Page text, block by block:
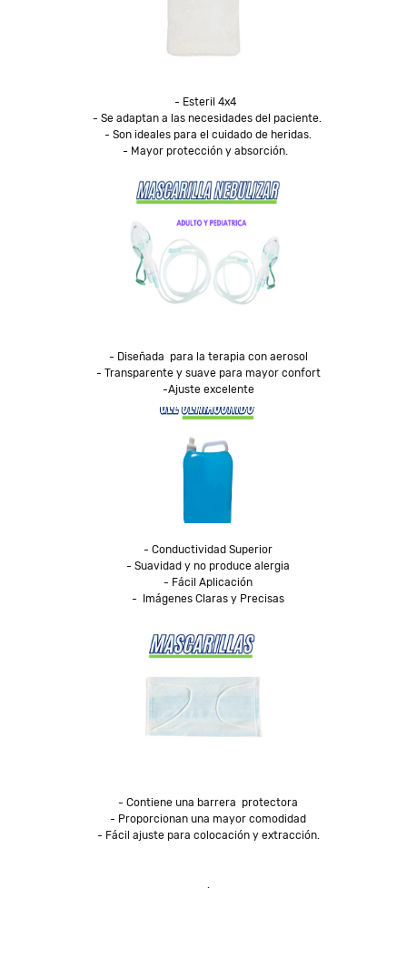
- Esteril 4x4
- Se adaptan a las necesidades del paciente.
- Son ideales para el cuidado de heridas.
- Mayor protección y absorción.
- Diseñada  para la terapia con aerosol
- Transparente y suave para mayor confort
-Ajuste excelente
- Conductividad Superior
- Suavidad y no produce alergia
- Fácil Aplicación
-  Imágenes Claras y Precisas
- Contiene una barrera  protectora
- Proporcionan una mayor comodidad
- Fácil ajuste para colocación y extracción.
.